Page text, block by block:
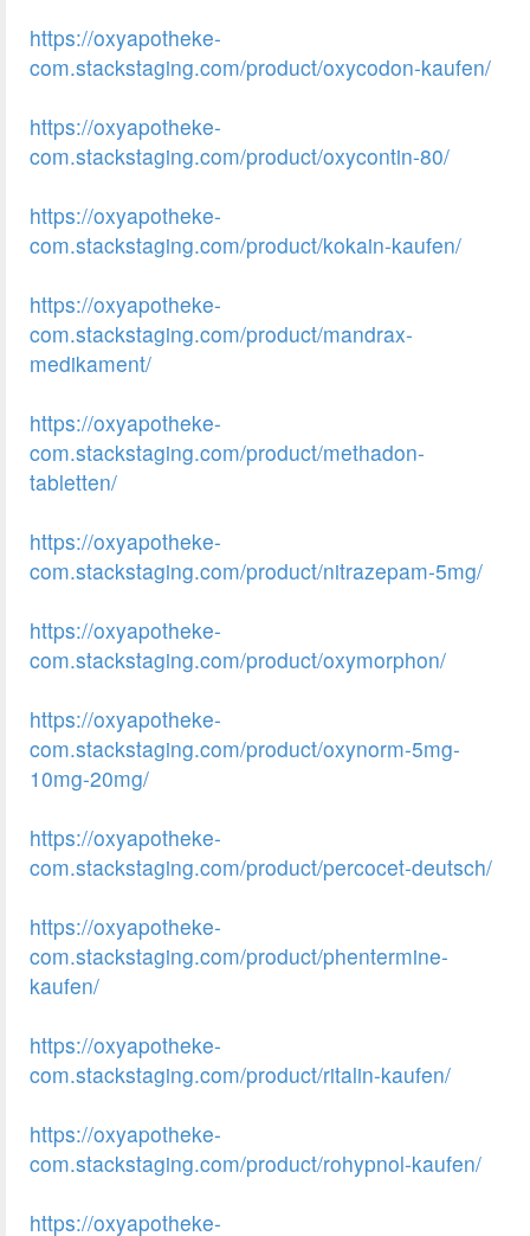
https://oxyapotheke-
com.stackstaging.com/product/oxycodon-kaufen/
https://oxyapotheke-
com.stackstaging.com/product/oxycontin-80/
https://oxyapotheke-
com.stackstaging.com/product/kokain-kaufen/
https://oxyapotheke-
com.stackstaging.com/product/mandrax-
medikament/
https://oxyapotheke-
com.stackstaging.com/product/methadon-
tabletten/
https://oxyapotheke-
com.stackstaging.com/product/nitrazepam-5mg/
https://oxyapotheke-
com.stackstaging.com/product/oxymorphon/
https://oxyapotheke-
com.stackstaging.com/product/oxynorm-5mg-
10mg-20mg/
https://oxyapotheke-
com.stackstaging.com/product/percocet-deutsch/
https://oxyapotheke-
com.stackstaging.com/product/phentermine-
kaufen/
https://oxyapotheke-
com.stackstaging.com/product/ritalin-kaufen/
https://oxyapotheke-
com.stackstaging.com/product/rohypnol-kaufen/
https://oxyapotheke-